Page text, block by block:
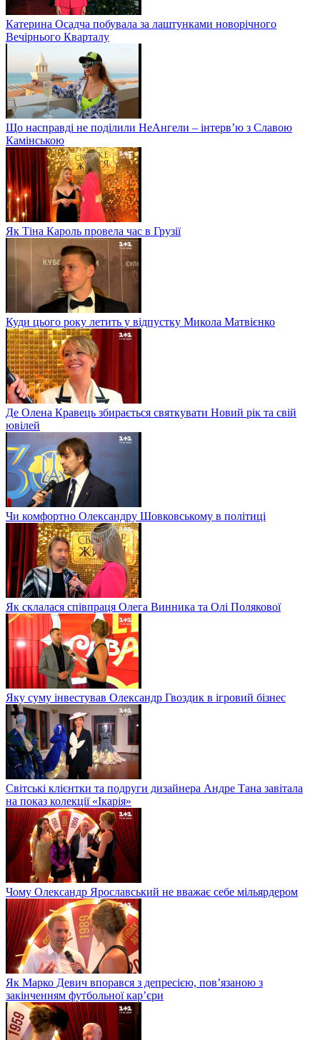
Катерина Осадча побувала за лаштунками новорічного
Вечірнього Кварталу
Що насправді не поділили НеАнгели – інтерв’ю з Славою
Камінською
Як Тіна Кароль провела час в Грузії
Куди цього року летить у відпустку Микола Матвієнко
Де Олена Кравець збирається святкувати Новий рік та свій
ювілей
Чи комфортно Олександру Шовковському в політиці
Як склалася співпраця Олега Винника та Олі Полякової
Яку суму інвестував Олександр Гвоздик в ігровий бізнес
Світські клієнтки та подруги дизайнера Андре Тана завітала
на показ колекції «Ікарія»
Чому Олександр Ярославський не вважає себе мільярдером
Як Марко Девич впорався з депресією, пов’язаною з
закінченням футбольної кар’єри